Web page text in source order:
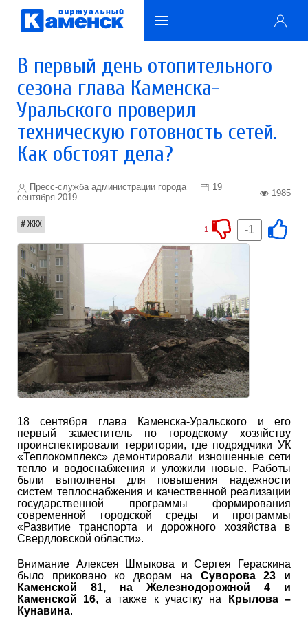
В первый день отопительного
сезона глава Каменска-
Уральского проверил
техническую готовность сетей.
Как обстоят дела?
Пресс-служба администрации города
19
сентября 2019
1985
ЖКХ -1
1
18 сентября глава Каменска-Уральского и его
первый заместитель по городскому хозяйству
проинспектировали территории, где подрядчики УК
«Теплокомплекс» демонтировали изношенные сети
тепло и водоснабжения и уложили новые. Работы
были выполнены для повышения надежности
систем теплоснабжения и качественной реализации
государственной программы формирования
современной городской среды и программы
«Развитие транспорта и дорожного хозяйства в
Свердловской области».
Внимание Алексея Шмыкова и Сергея Гераскина
было приковано ко дворам на Суворова 23 и
Каменской 81, на Железнодорожной 4 и
Каменской 16, а также к участку на
Крылова –
Кунавина.